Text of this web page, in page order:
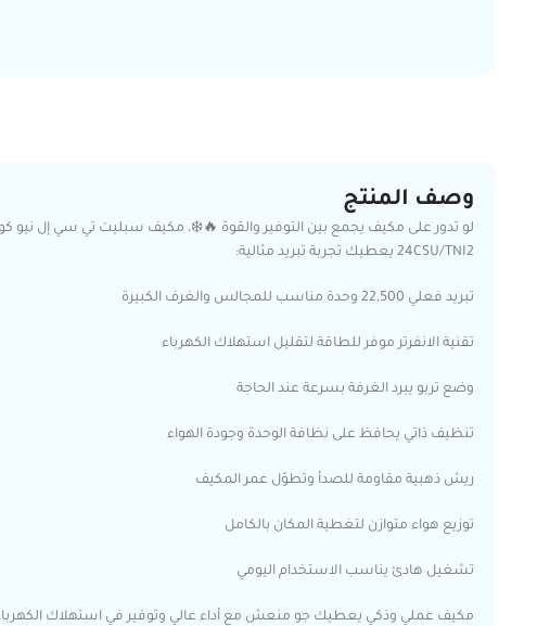
وصف المنتج
24CSU/TNI2 يعطيك تجربة تبريد مثالية:
تبريد فعلي 22,500 وحدة مناسب للمجالس والغرف الكبيرة
تقنية الانفرتر موفر للطاقة لتقليل استهلاك الكهرباء
وضع تربو يبرد الغرفة بسرعة عند الحاجة
تنظيف ذاتي يحافظ على نظافة الوحدة وجودة الهواء
ريش ذهبية مقاومة للصدأ وتطوّل عمر المكيف
توزيع هواء متوازن لتغطية المكان بالكامل
تشغيل هادئ يناسب الاستخدام اليومي
مكيف عملي وذكي يعطيك جو منعش مع أداء عالي وتوفير في استهلاك